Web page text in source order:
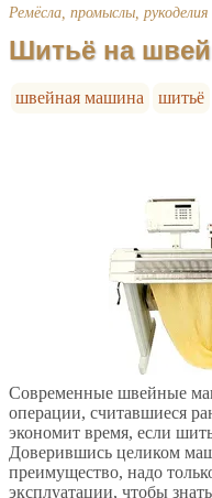
Ремёсла, промыслы, рукоделия
Шитьё на
швейная машина шитьё
Современные швейные
операции, считавшиеся
экономит время, если
Доверившись целиком
преимущество, надо
эксплуатации, чтобы